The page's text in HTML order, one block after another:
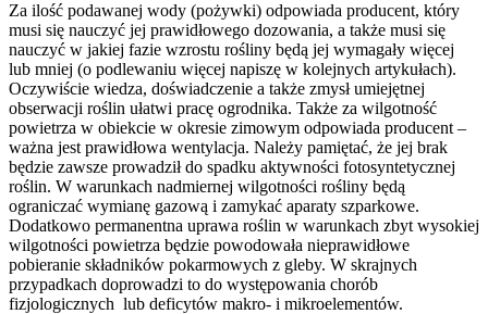
Za ilość podawanej wody (pożywki) odpowiada producent, który
musi się nauczyć jej prawidłowego dozowania, a także musi się
nauczyć w jakiej fazie wzrostu rośliny będą jej wymagały więcej
lub mniej (o podlewaniu więcej napiszę w kolejnych artykułach).
Oczywiście wiedza, doświadczenie a także zmysł umiejętnej
obserwacji roślin ułatwi pracę ogrodnika. Także za wilgotność
powietrza w obiekcie w okresie zimowym odpowiada producent –
ważna jest prawidłowa wentylacja. Należy pamiętać, że jej brak
będzie zawsze prowadził do spadku aktywności fotosyntetycznej
roślin. W warunkach nadmiernej wilgotności rośliny będą
ograniczać wymianę gazową i zamykać aparaty szparkowe.
Dodatkowo permanentna uprawa roślin w warunkach zbyt wysokiej
wilgotności powietrza będzie powodowała nieprawidłowe
pobieranie składników pokarmowych z gleby. W skrajnych
przypadkach doprowadzi to do występowania chorób
fizjologicznych lub deficytów makro- i mikroelementów.